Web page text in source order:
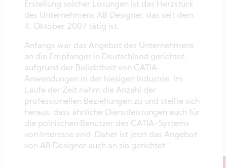
Erstellung solcher Lösungen ist das Herzstück
des Unternehmens AB Designer, das seit dem
4. Oktober 2007 tätig ist.
Anfangs war das Angebot des Unternehmens
an die Empfänger in Deutschland gerichtet,
aufgrund der Beliebtheit von CATIA-
Anwendungen in der hiesigen Industrie. Im
Laufe der Zeit nahm die Anzahl der
professionellen Beziehungen zu und stellte sich
heraus, dass ähnliche Dienstleistungen auch für
die polnischen Benutzer des CATIA-Systems
von Interesse sind. Daher ist jetzt das Angebot
von AB Designer auch an sie gerichtet."